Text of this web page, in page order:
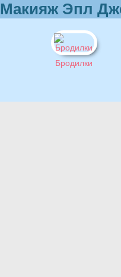
Макияж Эпл
Бродилки